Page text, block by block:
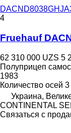
4
Fruehauf
62 310 000 UZS 5
Полуприцеп
1983
Количество осей 3
Украина,
CONTINENTAL
Связаться с